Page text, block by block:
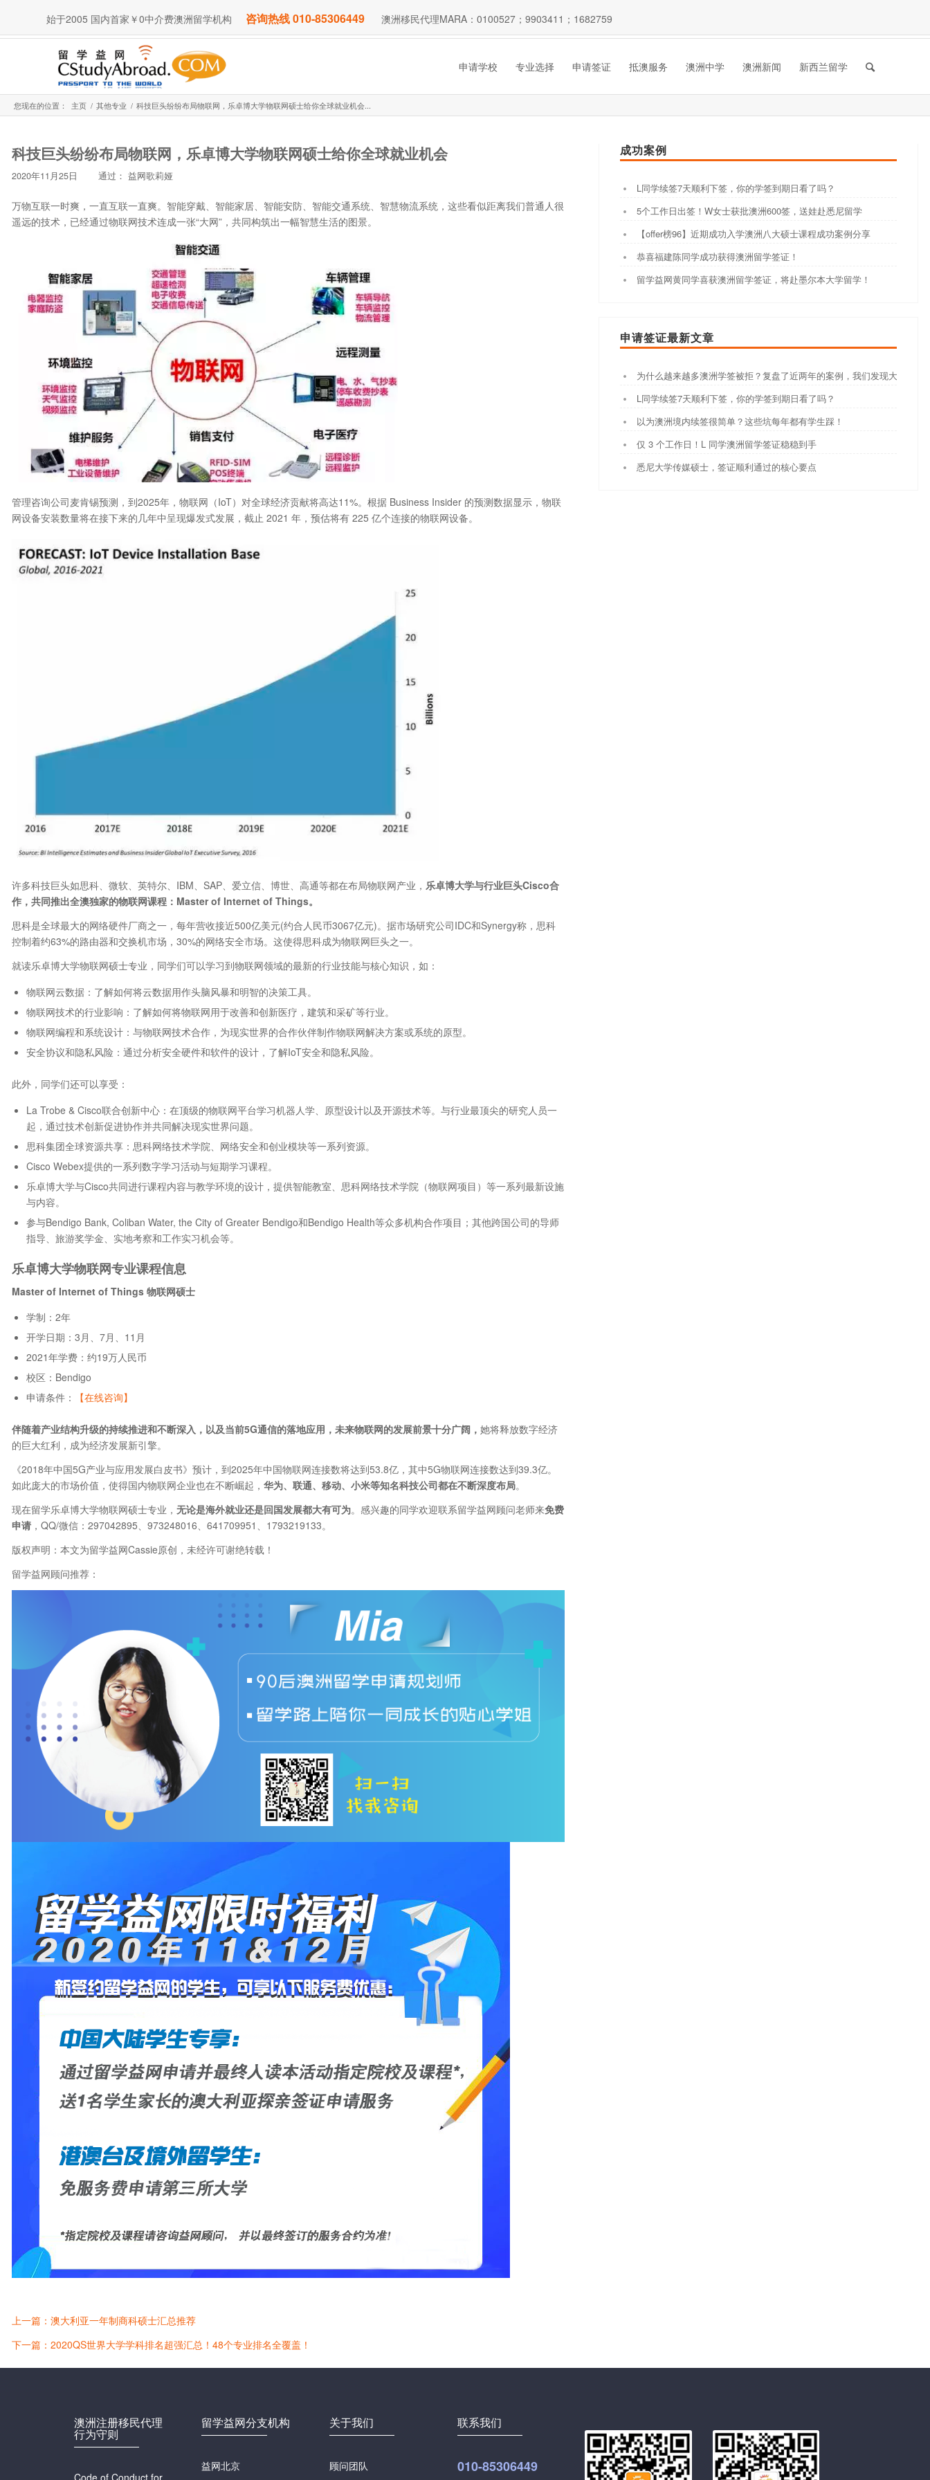
始于2005 国内首家￥0中介费澳洲留学机构 咨询热线 010-85306449 澳洲移民代理MARA：0100527；9903411；1682759
申请学校 专业选择 申请签证 抵澳服务 澳洲中学 澳洲新闻 新西兰留学
您现在的位置： 主页 / 其他专业 / 科技巨头纷纷布局物联网，乐卓博大学物联网硕士给你全球就业机会...
科技巨头纷纷布局物联网，乐卓博大学物联网硕士给你全球就业机会
2020年11月25日 通过： 益网歌莉娅
万物互联一时爽，一直互联一直爽。智能穿戴、智能家居、智能安防、智能交通系统、智慧物流系统，这些看似距离我们普通人很
遥远的技术，已经通过物联网技术连成一张“大网”，共同构筑出一幅智慧生活的图景。
管理咨询公司麦肯锡预测，到2025年，物联网（IoT）对全球经济贡献将高达11%。根据 Business Insider 的预测数据显示，物联
网设备安装数量将在接下来的几年中呈现爆发式发展，截止 2021 年，预估将有 225 亿个连接的物联网设备。
许多科技巨头如思科、微软、英特尔、IBM、SAP、爱立信、博世、高通等都在布局物联网产业， 乐卓博大学与行业巨头Cisco合
作，共同推出全澳独家的物联网课程：Master of Internet of Things。
思科是全球最大的网络硬件厂商之一，每年营收接近500亿美元(约合人民币3067亿元)。据市场研究公司IDC和Synergy称，思科
控制着约63%的路由器和交换机市场，30%的网络安全市场。这使得思科成为物联网巨头之一。
就读乐卓博大学物联网硕士专业，同学们可以学习到物联网领域的最新的行业技能与核心知识，如：
物联网云数据：了解如何将云数据用作头脑风暴和明智的决策工具。
物联网技术的行业影响：了解如何将物联网用于改善和创新医疗，建筑和采矿等行业。
物联网编程和系统设计：与物联网技术合作，为现实世界的合作伙伴制作物联网解决方案或系统的原型。
安全协议和隐私风险：通过分析安全硬件和软件的设计，了解IoT安全和隐私风险。
此外，同学们还可以享受：
La Trobe & Cisco联合创新中心：在顶级的物联网平台学习机器人学、原型设计以及开源技术等。与行业最顶尖的研究人员一
起，通过技术创新促进协作并共同解决现实世界问题。
思科集团全球资源共享：思科网络技术学院、网络安全和创业模块等一系列资源。
Cisco Webex提供的一系列数字学习活动与短期学习课程。
乐卓博大学与Cisco共同进行课程内容与教学环境的设计，提供智能教室、思科网络技术学院（物联网项目）等一系列最新设施
与内容。
参与Bendigo Bank, Coliban Water, the City of Greater Bendigo和Bendigo Health等众多机构合作项目；其他跨国公司的导师
指导、旅游奖学金、实地考察和工作实习机会等。
乐卓博大学物联网专业课程信息
Master of Internet of Things 物联网硕士
学制：2年
开学日期：3月、7月、11月
2021年学费：约19万人民币
校区：Bendigo
申请条件：
【在线咨询】
伴随着产业结构升级的持续推进和不断深入，以及当前5G通信的落地应用，未来物联网的发展前景十分广阔， 她将释放数字经济
的巨大红利，成为经济发展新引擎。
《2018年中国5G产业与应用发展白皮书》预计，到2025年中国物联网连接数将达到53.8亿，其中5G物联网连接数达到39.3亿。
如此庞大的市场价值，使得国内物联网企业也在不断崛起， 华为、联通、移动、小米等知名科技公司都在不断深度布局。
现在留学乐卓博大学物联网硕士专业， 无论是海外就业还是回国发展都大有可为。感兴趣的同学欢迎联系留学益网顾问老师来免费
申请 ，QQ/微信：297042895、973248016、641709951、1793219133。
版权声明：本文为留学益网Cassie原创，未经许可谢绝转载！
留学益网顾问推荐：
上一篇：澳大利亚一年制商科硕士汇总推荐
下一篇：2020QS世界大学学科排名超强汇总！48个专业排名全覆盖！
成功案例
L同学续签7天顺利下签，你的学签到期日看了吗？
5个工作日出签！W女士获批澳洲600签，送娃赴悉尼留学
【offer榜96】近期成功入学澳洲八大硕士课程成功案例分享
恭喜福建陈同学成功获得澳洲留学签证！
留学益网黄同学喜获澳洲留学签证，将赴墨尔本大学留学！
申请签证最新文章
为什么越来越多澳洲学签被拒？复盘了近两年的案例，我们发现大家都踩
L同学续签7天顺利下签，你的学签到期日看了吗？
以为澳洲境内续签很简单？这些坑每年都有学生踩！
仅 3 个工作日！L 同学澳洲留学签证稳稳到手
悉尼大学传媒硕士，签证顺利通过的核心要点
澳洲注册移民代理
行为守则
Code of Conduct for
留学益网分支机构
益网北京
关于我们
顾问团队
联系我们
010-85306449